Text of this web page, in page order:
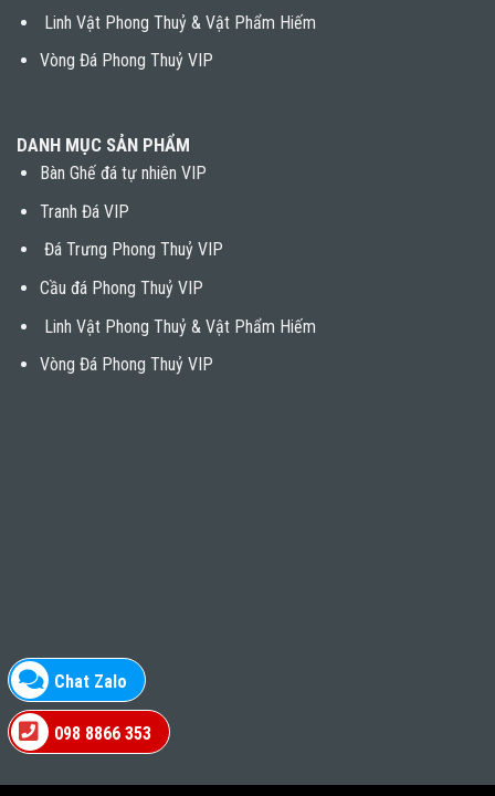
Chat Zalo
098 8866 353
Linh Vật Phong Thuỷ & Vật Phẩm Hiếm
Vòng Đá Phong Thuỷ VIP
DANH MỤC SẢN PHẨM
Bàn Ghế đá tự nhiên VIP
Tranh Đá VIP
Đá Trưng Phong Thuỷ VIP
Cầu đá Phong Thuỷ VIP
Linh Vật Phong Thuỷ & Vật Phẩm Hiếm
Vòng Đá Phong Thuỷ VIP